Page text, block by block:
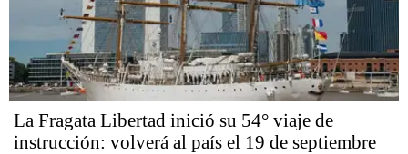
La Fragata Libertad inició su 54° viaje de
instrucción: volverá al país el 19 de septiembre